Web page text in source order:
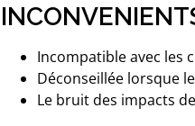
Incompatible avec les
Déconseillée lorsque
Le bruit des impacts